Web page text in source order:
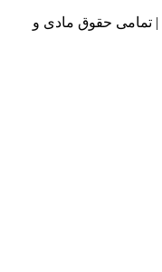
| تمامی حقوق مادی و